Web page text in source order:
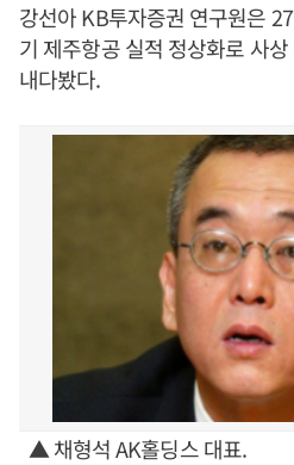
강선아 KB투자증권 연구원은
기 제주항공 실적 정상화로 사
내다봤다.
▲ 채형석 AK홀딩스 대표.